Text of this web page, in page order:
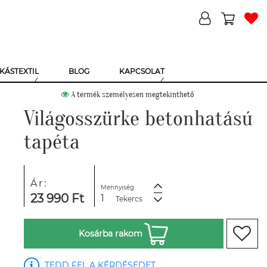
BLOG KAPCSOLAT
A termék személyesen megtekinthető
Világosszürke betonhatású
tapéta
Ár:
23 990 Ft
Mennyiség:
Tekercs
Kosárba rakom